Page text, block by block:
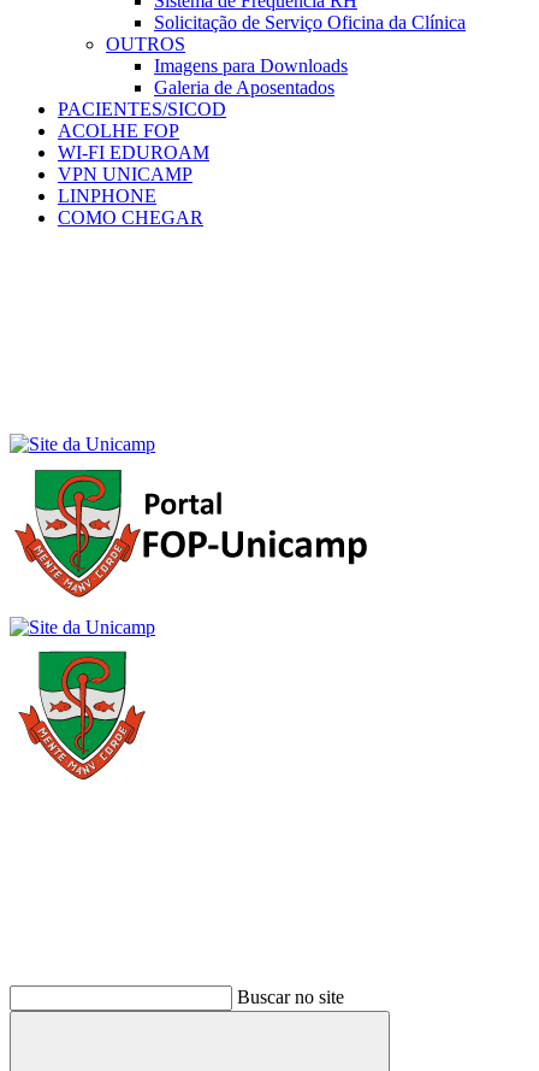
Solicitação de Serviço Oficina da Clínica
OUTROS
Imagens para Downloads
Galeria de Aposentados
PACIENTES/SICOD
ACOLHE FOP
WI-FI EDUROAM
VPN UNICAMP
LINPHONE
COMO CHEGAR
Buscar no site